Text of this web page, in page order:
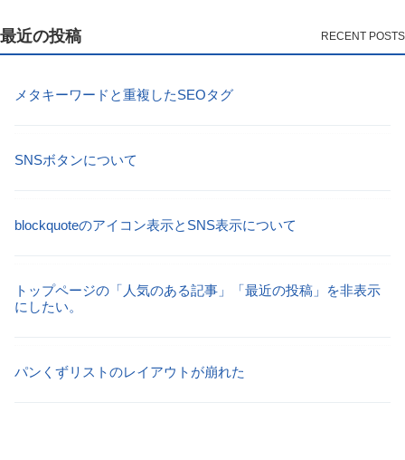
最近の投稿
メタキーワードと重複したSEOタグ
SNSボタンについて
blockquoteのアイコン表示とSNS表示について
トップページの「人気のある記事」「最近の投稿」を非表示
にしたい。
パンくずリストのレイアウトが崩れた